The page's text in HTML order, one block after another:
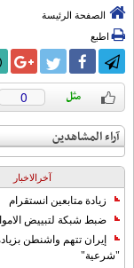
الصفحة الرئيسة
اطبع
0
آراء المشاهدين
آخرالاخبار
زيادة متابعين انستقرام
ضبط شبكة لتبييض
إيران تتهم واشنطن
"شرعية"